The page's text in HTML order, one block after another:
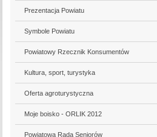
Prezentacja Powiatu
Symbole Powiatu
Powiatowy Rzecznik Konsumentów
Kultura, sport, turystyka
Oferta agroturystyczna
Moje boisko - ORLIK 2012
Powiatowa Rada Seniorów